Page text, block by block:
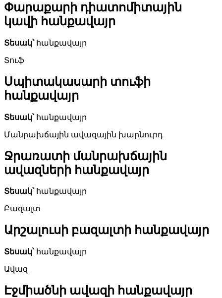
Փարաքարի դիատոմիտային
կավի հանքավայր
Տեսակ՝հանքավայր
Տուֆ
Սպիտակասարի տուֆի
հանքավայր
Տեսակ՝հանքավայր
Մանրախճային ավազային խարնուրդ
Ջրառատի մանրախճային
ավազների հանքավայր
Տեսակ՝հանքավայր
Բազալտ
Արշալուսի բազալտի հանքավայր
Տեսակ՝հանքավայր
Ավազ
Էջմիածնի ավազի հանքավայր